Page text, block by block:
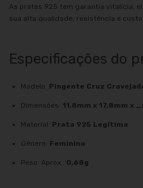
As pratas 925 tem garantia vitalícia,
sua alta qualidade, resistência e
Especificações do
Modelo: Pingente Cruz
Dimensões: 11,8mm x 17,8mm x
Material: Prata 925 Legítima
Gênero: Feminino
Peso: Aprox.: 0,68g